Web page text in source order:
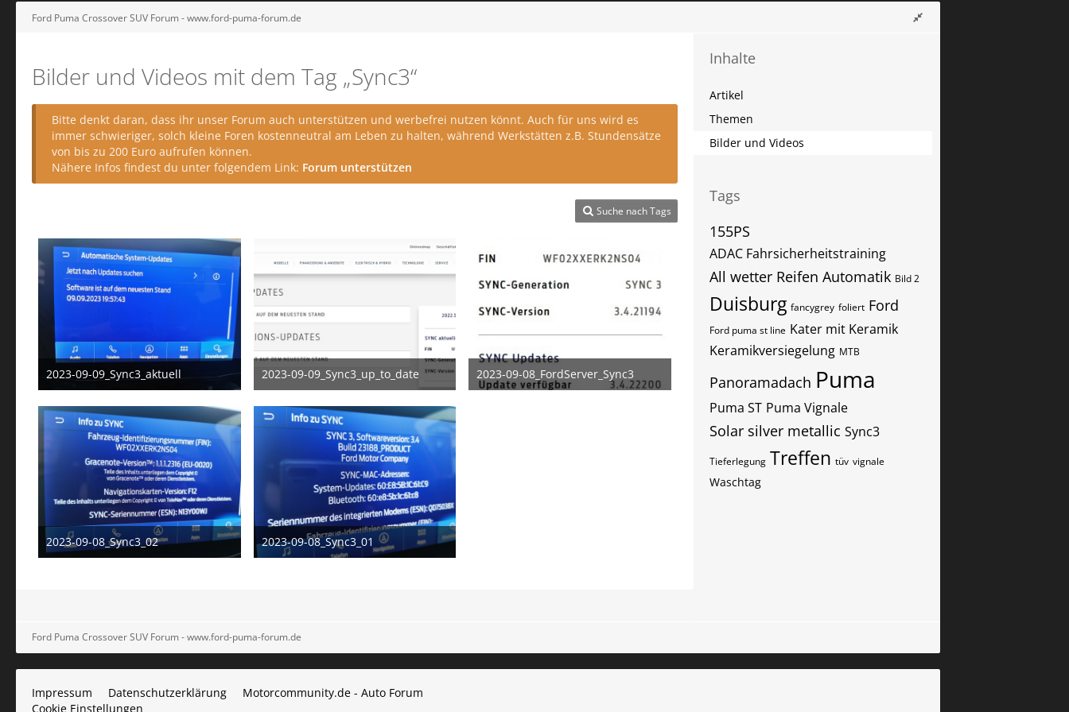
Ford Puma Crossover SUV Forum - www.ford-puma-forum.de
Bilder und Videos mit dem Tag „Sync3“
Bitte denkt daran, dass ihr unser Forum auch unterstützen und werbefrei nutzen könnt. Auch für uns wird es
immer schwieriger, solch kleine Foren kostenneutral am Leben zu halten, während Werkstätten z.B. Stundensätze
von bis zu 200 Euro aufrufen können.
Nähere Infos findest du unter folgendem Link: Forum unterstützen
Suche nach Tags
2023-09-09_Sync3_aktuell
9. September 2023
2023-09-09_Sync3_up_to_date
9. September 2023
2023-09-08_FordServer_Sync3
8. September 2023
2023-09-08_Sync3_02
8. September 2023
2023-09-08_Sync3_01
8. September 2023
Inhalte
Artikel
Themen
Bilder und Videos
Tags
155PS
ADAC Fahrsicherheitstraining
All wetter Reifen Automatik Bild 2
Duisburg fancygrey foliert Ford
Ford puma st line Kater mit Keramik
Keramikversiegelung MTB
Panoramadach Puma
Puma ST Puma Vignale
Solar silver metallic Sync3
Tieferlegung Treffen tüv vignale
Waschtag
Ford Puma Crossover SUV Forum - www.ford-puma-forum.de
Impressum Datenschutzerklärung
Motorcommunity.de - Auto Forum
Cookie Einstellungen